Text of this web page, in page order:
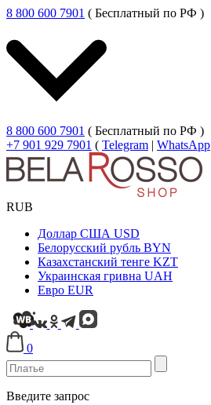
8 800 600 7901 ( Бесплатный по РФ )
8 800 600 7901 ( Бесплатный по РФ )
+7 901 929 7901 ( Telegram | WhatsApp
RUB
Доллар США USD
Белорусский рубль BYN
Казахстанский тенге KZT
Украинская гривна UAH
Евро EUR
0
Введите запрос